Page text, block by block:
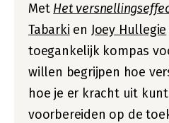
Met Het
Tabarki en Joey Hullegie
toegankelijk kompas
willen begrijpen hoe
hoe je er kracht uit
voorbereiden op de